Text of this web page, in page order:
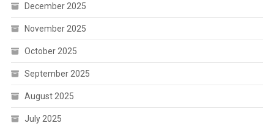
December 2025
November 2025
October 2025
September 2025
August 2025
July 2025